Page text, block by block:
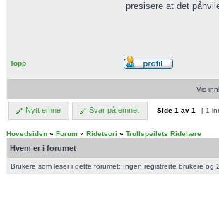
presisere at det
Topp
Vis
Nytt emne Svar på emnet Side 1 av 1 [ 1
Hovedsiden » Forum » Rideteori » Trollspeilets Ridelære
Hvem er i forumet
Brukere som leser i dette forumet: Ingen registrerte brukere og